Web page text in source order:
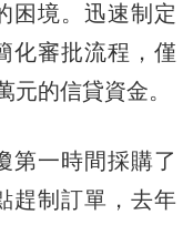
困境。迅速制定
化審批流程，僅
元的信貸資金。
一時間採購了
趕制訂單，去年